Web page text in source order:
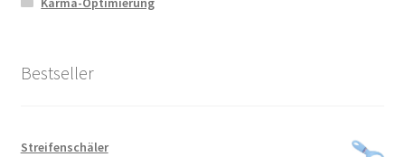
Bestseller
Streifenschäler